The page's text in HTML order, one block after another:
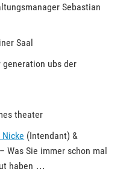
Sebastian
Saal
ubs der
theater
Nicke (Intendant) &
Was Sie immer schon mal
haben …